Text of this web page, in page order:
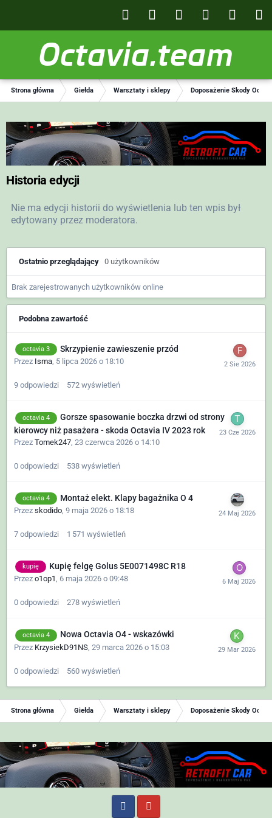
Octavia.team
Strona główna Giełda Warsztaty i sklepy Doposażenie Skody
Historia edycji
Nie ma edycji historii do wyświetlenia lub ten wpis był
edytowany przez moderatora.
Ostatnio przeglądający 0 użytkowników
Brak zarejestrowanych użytkowników online
Podobna zawartość
octavia 3 Skrzypienie zawieszenie przód
Przez Isma, 5 lipca 2026 o 18:10
9 odpowiedzi 572 wyświetleń
octavia 4
Gorsze spasowanie boczka drzwi od strony
kierowcy niż pasażera - skoda Octavia IV 2023 rok
Przez Tomek247 23 czerwca 2026 o 14:10
0 odpowiedzi 538 wyświetleń
octavia 4 Montaż elekt. Klapy bagażnika O 4
Przez skodido, 9 maja 2026 o 18:18
7 odpowiedzi 1 571 wyświetleń
kupię Kupię felgę Golus 5E0071498C R18
Przez o1op1, 6 maja 2026 o 09:48
0 odpowiedzi 278 wyświetleń
octavia 4 Nowa Octavia O4 - wskazówki
Przez KrzysiekD91NS 29 marca 2026 o 15:03
0 odpowiedzi 560 wyświetleń
Strona główna Giełda Warsztaty i sklepy Doposażenie Skody